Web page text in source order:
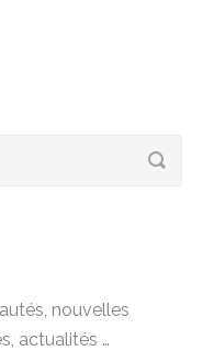
nouvelles
actualités …